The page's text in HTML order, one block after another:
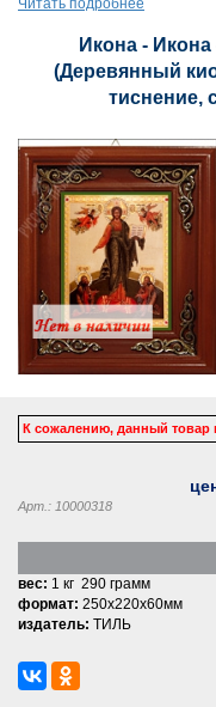
Читать подробнее
Икона -
(Деревянный
тиснение,
К сожалению, данный товар
Арт.: 10000318
вес: 1 кг 290 грамм
формат: 250x220x60мм
издатель: ТИЛЬ